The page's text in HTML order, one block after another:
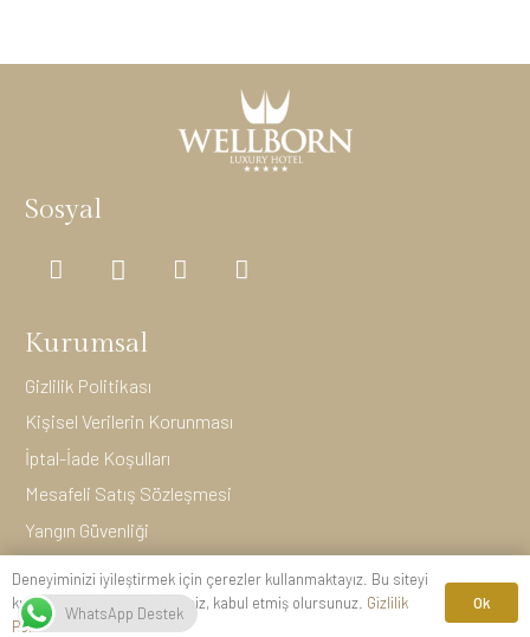
Sosyal
Kurumsal
Gizlilik Politikası
Kişisel Verilerin Korunması
İptal-İade Koşulları
Mesafeli Satış Sözleşmesi
Yangın Güvenliği
Rezervasyon Ağları
WhatsApp Destek
Deneyiminizi iyileştirmek için çerezler kullanmaktayız. Bu siteyi
kullanmaya devam ederseniz, kabul etmiş olursunuz. Gizlilik
Politikası
Ok